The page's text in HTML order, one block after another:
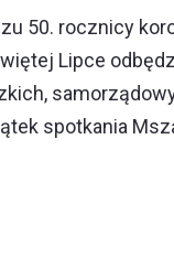
50. rocznicy
Lipce
spotkania